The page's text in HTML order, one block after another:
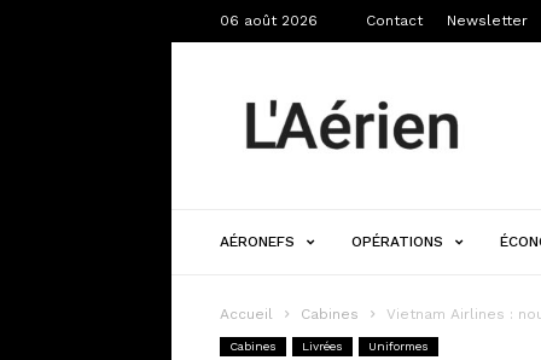
06 août 2026 Contact Newsletter
AÉRONEFS OPÉRATIONS
Accueil Cabines Vietnam Airlines :
Cabines Livrées Uniformes